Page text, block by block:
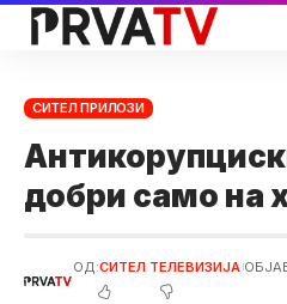
СИТЕЛ ПРИЛОЗИ
добри само на
ОД:СИТЕЛ ТЕЛЕВИЗИЈА